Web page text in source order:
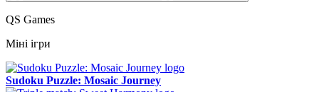
QS Games
Міні ігри
Sudoku Puzzle: Mosaic Journey